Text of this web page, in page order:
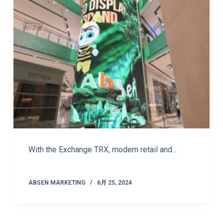
With the Exchange TRX, modern retail and…
ABSEN MARKETING 6月 25, 2024